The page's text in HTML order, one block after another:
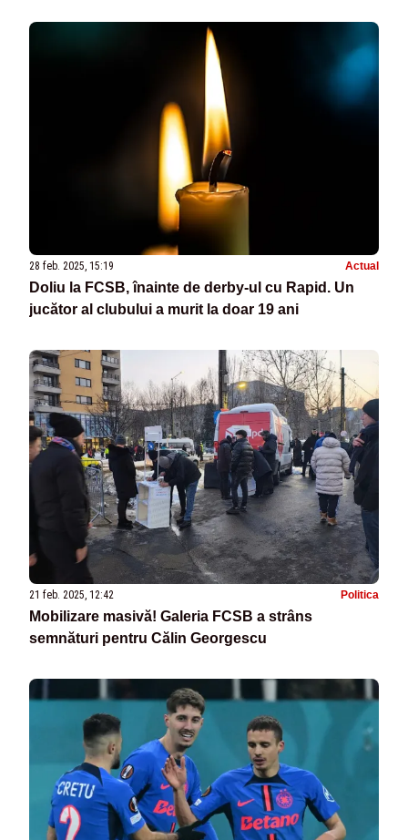
28 feb. 2025, 15:19 Actual
Doliu la FCSB, înainte de derby-ul cu Rapid. Un
jucător al clubului a murit la doar 19 ani
21 feb. 2025, 12:42 Politica
Mobilizare masivă! Galeria FCSB a strâns
semnături pentru Călin Georgescu